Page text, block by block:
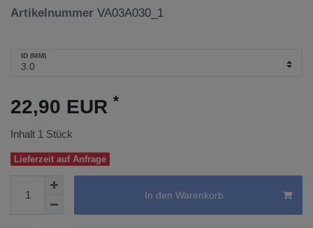
Artikelnummer VA03A030_1
ID (MM)
22,90 EUR *
Inhalt 1 Stück
Lieferzeit auf Anfrage
In den Warenkorb